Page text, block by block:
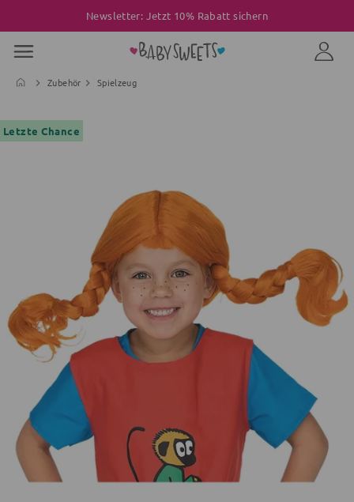
Newsletter: Jetzt 10% Rabatt sichern
Zubehör Spielzeug
Letzte Chance